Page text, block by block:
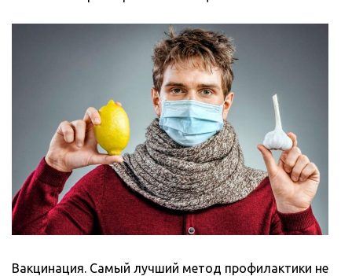
Вакцинация. Самый лучший метод профилактики не